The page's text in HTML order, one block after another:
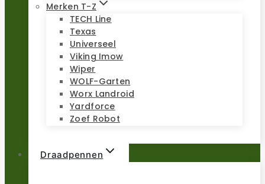
Merken T-Z
TECH Line
Texas
Universeel
Viking Imow
Wiper
WOLF-Garten
Worx Landroid
Yardforce
Zoef Robot
Draadpennen